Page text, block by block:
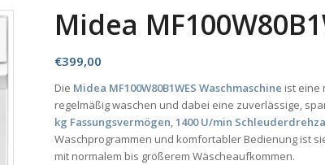
Midea
€399,00
Die Midea MF100W80B1WES Waschmaschine ist eine
regelmäßig waschen und dabei eine zuverlässige,
kg Fassungsvermögen,1400 U/min
Waschprogrammen und komfortabler Bedienung ist
mit normalem bis größerem Wäscheaufkommen.